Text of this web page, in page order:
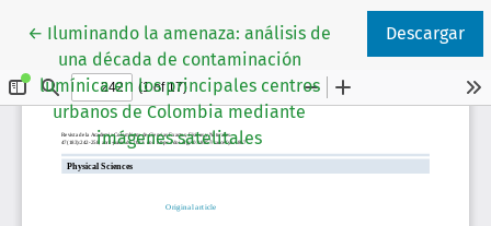
← Volver a los detalles del artículo
Iluminando la amenaza: análisis de
una década de contaminación
lumínica en los principales centros
urbanos de Colombia mediante
imágenes satelitales
Descargar